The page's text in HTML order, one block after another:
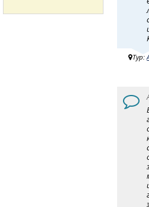
Тур: